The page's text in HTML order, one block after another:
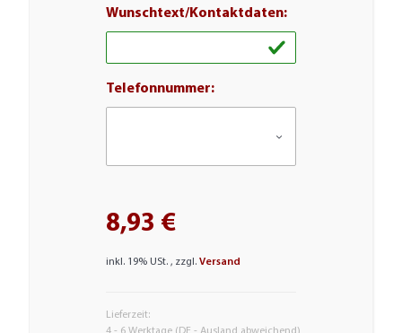
Wunschtext/Kontaktdaten:
Wunschtext/Kontaktdaten:
Telefonnummer:
8,93 €
inkl. 19% USt. , zzgl.Versand
Lieferzeit: